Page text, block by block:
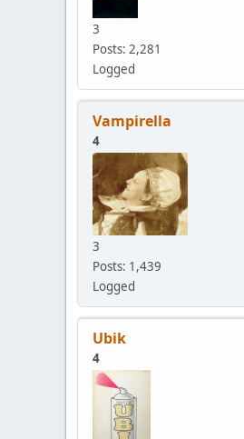
3
Posts: 2,281
Logged
Vampirella
4
3
Posts: 1,439
Logged
Ubik
4